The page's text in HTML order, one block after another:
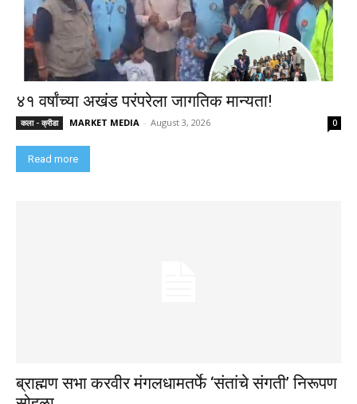
४१ वर्षांच्या अखंड परंपरेला जागतिक मान्यता!
कला - क्रीडा MARKET MEDIA - August 3, 2026 0
Read more
ब्राह्मण सभा करवीर मंगलधामतर्फे ‘संतांचे संगती’ निरूपण